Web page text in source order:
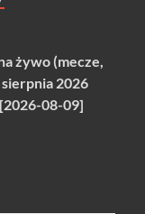
żywo (mecze,
2026
08-09]